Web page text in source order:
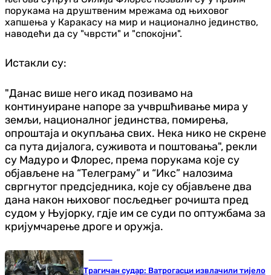
порукама на друштвеним мрежама од њиховог
хапшења у Каракасу на мир и национално јединство,
наводећи да су "чврсти" и "спокојни".
Истакли су:
"Данас више него икад позивамо на
континуиране напоре за учвршћивање мира у
земљи, националног јединства, помирења,
опроштаја и окупљања свих. Нека нико не скрене
са пута дијалога, суживота и поштовања", рекли
су Мадуро и Флорес, према порукама које су
објављене на “Телеграму” и “Икс” налозима
свргнутог предсједника, које су објављене два
дана након њиховог посљедњег рочишта пред
судом у Њујорку, гдје им се суди по оптужбама за
кријумчарење дроге и оружја.
Трагичан судар: Ватрогасци извлачили тијело